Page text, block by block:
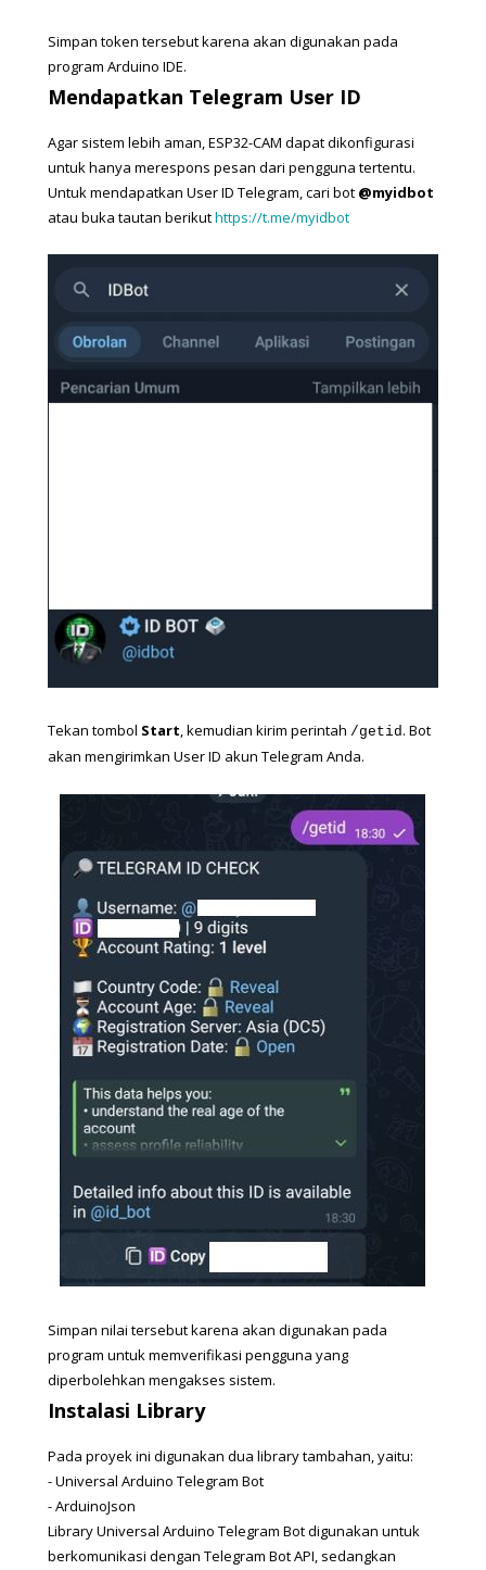
Simpan token tersebut karena akan digunakan pada
program Arduino IDE.
Mendapatkan Telegram User ID
Agar sistem lebih aman, ESP32-CAM dapat dikonfigurasi
untuk hanya merespons pesan dari pengguna tertentu.
Untuk mendapatkan User ID Telegram, cari bot @myidbot
atau buka tautan berikut https://t.me/myidbot
Tekan tombol Start, kemudian kirim perintah /getid. Bot
akan mengirimkan User ID akun Telegram Anda.
Simpan nilai tersebut karena akan digunakan pada
program untuk memverifikasi pengguna yang
diperbolehkan mengakses sistem.
Instalasi Library
Pada proyek ini digunakan dua library tambahan, yaitu:
- Universal Arduino Telegram Bot
- ArduinoJson
Library Universal Arduino Telegram Bot digunakan untuk
berkomunikasi dengan Telegram Bot API, sedangkan